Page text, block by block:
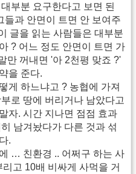
부분 요구한다고 보면 된
들과 안면이 트면 안 보여주
글을 읽는 사람들은 대부분
? 어느 정도 안면이 트면 가
만 꺼내면 '아 2천평 맞죠 ?'
을 준다.
게 하느냐고 ? 농협에 가져
로 땅에 버리거나 남았다고
자. 시간 지나면 점점 효과
남겨놨다가 다른 것과 섞
.
… 친환경 .. 어쩌구 하는 사
고 10배 비싸게 사먹을 거